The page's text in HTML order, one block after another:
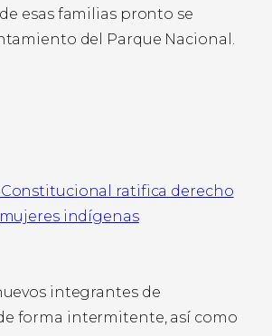
de esas familias pronto se
del Parque Nacional.
ratifica derecho
indígenas
integrantes de
forma intermitente, así como